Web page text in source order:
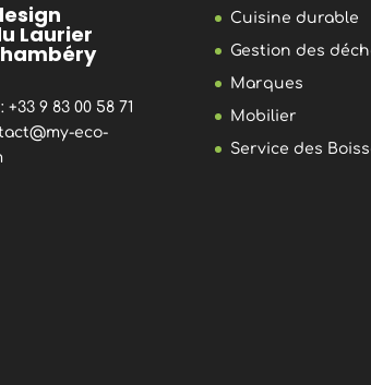
Laurier
: +33 9 83 00 58 71
eco-
Cuisine durable
Gestion des
Marques
Mobilier
Service des